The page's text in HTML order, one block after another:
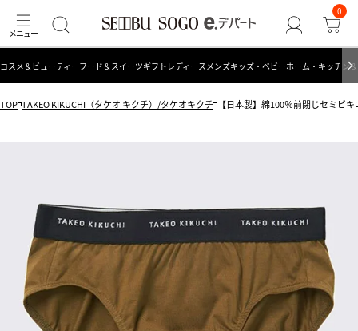
0
コスメ＆ビューティーフード＆スイーツギフト レディース メンズキッズ・ベビーホーム・キッチン
TOP TAKEO KIKUCHI（タケオ キクチ）/タケオキクチ 【日本製】綿100％前閉じセミビ